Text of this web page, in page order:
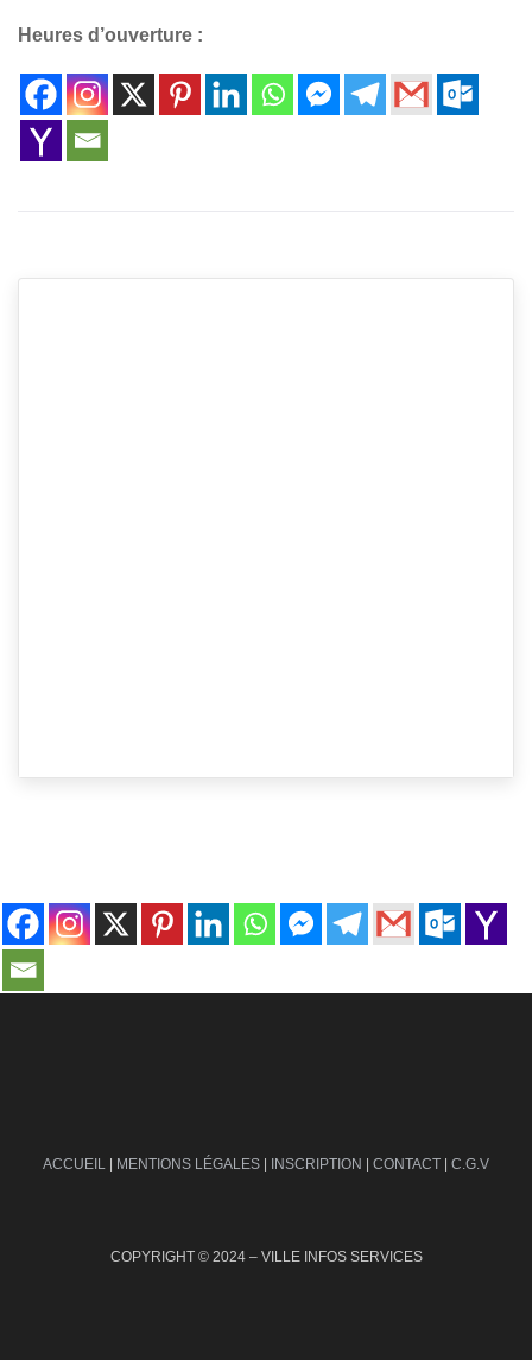
Heures d’ouverture :
ACCUEIL | MENTIONS LÉGALES | INSCRIPTION | CONTACT | C.G.V
COPYRIGHT © 2024 – VILLE INFOS SERVICES